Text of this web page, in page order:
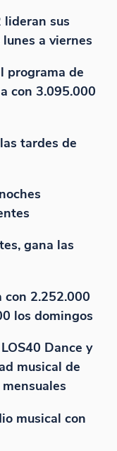
lideran sus
a viernes
programa de
con 3.095.000
tardes de
gana las
con 2.252.000
los domingos
Dance y
musical de
musical con